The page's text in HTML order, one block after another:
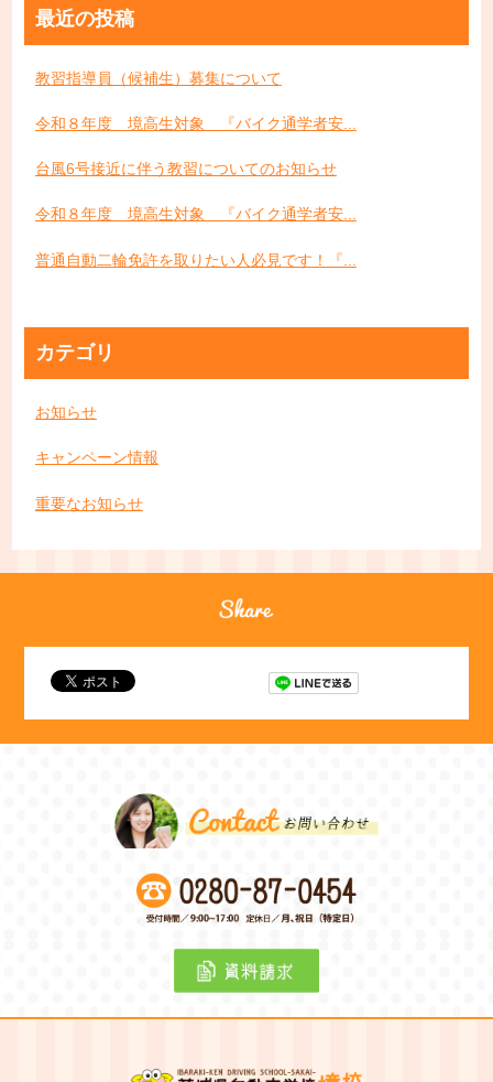
最近の投稿
教習指導員（候補生）募集について
令和８年度 境高生対象 『バイク通学者安...
台風6号接近に伴う教習についてのお知らせ
令和８年度 境高生対象 『バイク通学者安...
普通自動二輪免許を取りたい人必見です！『...
カテゴリ
お知らせ
キャンペーン情報
重要なお知らせ